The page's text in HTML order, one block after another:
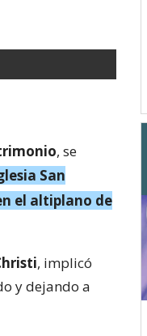
, se
San
el altiplano de
, implicó
y dejando a